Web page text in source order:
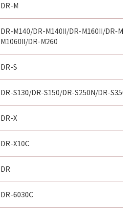
DR-M
DR-M140/DR-M140II/DR-M160II/DR-
M1060II/DR-M260
DR-S
DR-S130/DR-S150/DR-S250N/DR-
DR-X
DR-X10C
DR
DR-6030C